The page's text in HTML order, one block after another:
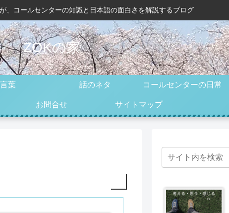
、コールセンターの知識と日本語の面白さを解説するブログ
ZOKの家
言葉 話のネタ コールセンターの日常
お問合せ サイトマップ